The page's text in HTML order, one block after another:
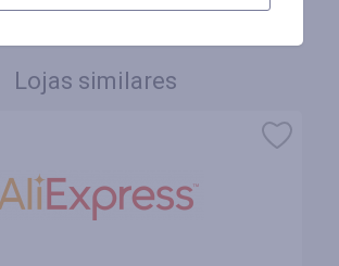
Lojas similares